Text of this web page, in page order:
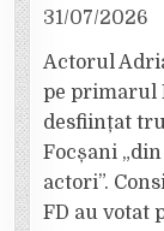
31/07/2026
Actorul
pe primarul
desființat
Focșani
actori”.
FD au votat